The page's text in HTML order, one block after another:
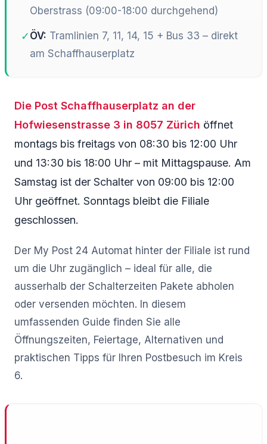
Oberstrass (09:00-18:00 durchgehend)
✓ ÖV: Tramlinien 7, 11, 14, 15 + Bus 33 – direkt
am Schaffhauserplatz
Die Post Schaffhauserplatz an der
Hofwiesenstrasse 3 in 8057 Zürich öffnet
montags bis freitags von 08:30 bis 12:00 Uhr
und 13:30 bis 18:00 Uhr – mit Mittagspause. Am
Samstag ist der Schalter von 09:00 bis 12:00
Uhr geöffnet. Sonntags bleibt die Filiale
geschlossen.
Der My Post 24 Automat hinter der Filiale ist rund
um die Uhr zugänglich – ideal für alle, die
ausserhalb der Schalterzeiten Pakete abholen
oder versenden möchten. In diesem
umfassenden Guide finden Sie alle
Öffnungszeiten, Feiertage, Alternativen und
praktischen Tipps für Ihren Postbesuch im Kreis
6.